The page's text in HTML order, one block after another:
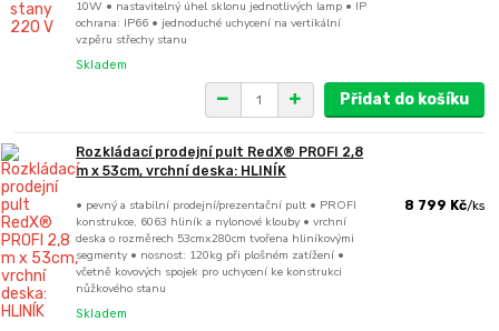
10W • nastavitelný úhel sklonu jednotlivých lamp • IP
ochrana: IP66 • jednoduché uchycení na vertikální
vzpěru střechy stanu
Skladem
Přidat do košíku
Rozkládací prodejní pult RedX® PROFI 2,8
m x 53cm, vrchní deska: HLINÍK
• pevný a stabilní prodejní/prezentační pult • PROFI
konstrukce, 6063 hliník a nylonové klouby • vrchní
deska o rozměrech 53cmx280cm tvořena hliníkovými
segmenty • nosnost: 120kg při plošném zatížení •
včetně kovových spojek pro uchycení ke konstrukci
nůžkového stanu
8 799 Kč/ks
Skladem